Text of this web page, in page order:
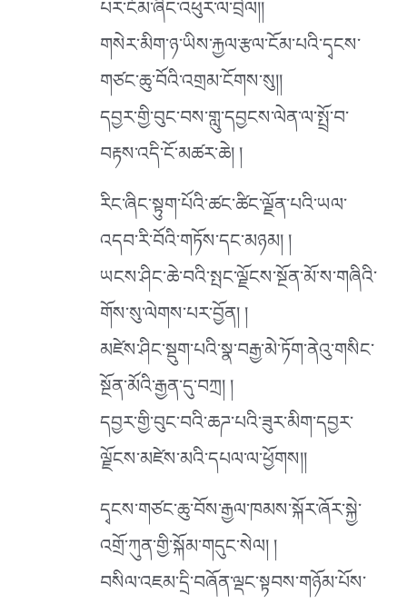
པར་ངོམ་ཞིང་འཕུར་ལ་བྲེལ།།
གསེར་མིག་ཉ་ཡིས་རྐྱལ་རྩལ་ངོམ་པའི་དྭངས་
གཙང་ཆུ་བོའི་འགྲམ་ངོགས་སུ།།
དབྱར་གྱི་བུང་བས་གླུ་དབྱངས་ལེན་ལ་སྤྲོ་བ་
བརྟས་འདི་ངོ་མཚར་ཆེ། །
རིང་ཞིང་སྟུག་པོའི་ཚང་ཚིང་ལྗོན་པའི་ཡལ་
འདབ་རི་བོའི་གཏོས་དང་མཉམ། །
ཡངས་ཤིང་ཆེ་བའི་སྤང་ལྗོངས་སྔོན་མོ་ས་གཞིའི་
གོས་སུ་ལེགས་པར་བྱོན། །
མཛེས་ཤིང་སྡུག་པའི་སྣ་བརྒྱ་མེ་ཏོག་ནེའུ་གསིང་
སྔོན་མོའི་རྒྱན་དུ་བཀྲ། །
དབྱར་གྱི་བུང་བའི་ཆཌ་པའི་ཟུར་མིག་དབྱར་
ལྗོངས་མཛེས་མའི་དཔལ་ལ་ཕྱོགས།།
དྭངས་གཙང་ཆུ་བོས་རྒྱལ་ཁམས་སྐོར་ཞོར་སྐྱེ་
འགྲོ་ཀུན་གྱི་སྐོམ་གདུང་སེལ། །
བསིལ་འཇམ་དྲི་བཞོན་ལྡང་སྟབས་གཉོམ་པོས་